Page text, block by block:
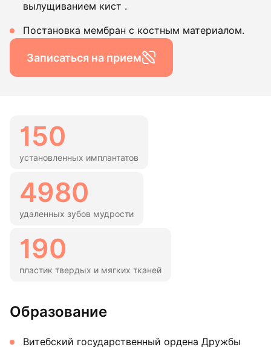
вылущиванием кист .
Постановка мембран с костным материалом.
Записаться на прием
150
установленных имплантатов
4980
удаленных зубов мудрости
190
пластик твердых и мягких тканей
Образование
Витебский государственный ордена Дружбы